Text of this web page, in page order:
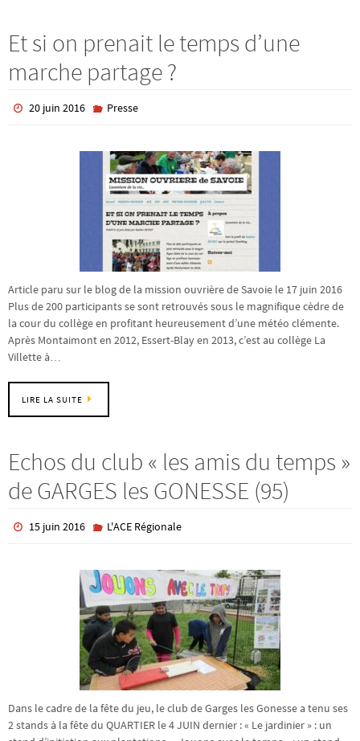
Et si on prenait le temps d’une
marche partage ?
20 juin 2016 Presse
Article paru sur le blog de la mission ouvrière de Savoie le 17 juin 2016
Plus de 200 participants se sont retrouvés sous le magnifique cèdre de
la cour du collège en profitant heureusement d’une météo clémente.
Après Montaimont en 2012, Essert-Blay en 2013, c’est au collège La
Villette à…
LIRE LA SUITE
Echos du club « les amis du temps »
de GARGES les GONESSE (95)
15 juin 2016 L'ACE Régionale
Dans le cadre de la fête du jeu, le club de Garges les Gonesse a tenu ses
2 stands à la fête du QUARTIER le 4 JUIN dernier : « Le jardinier » : un